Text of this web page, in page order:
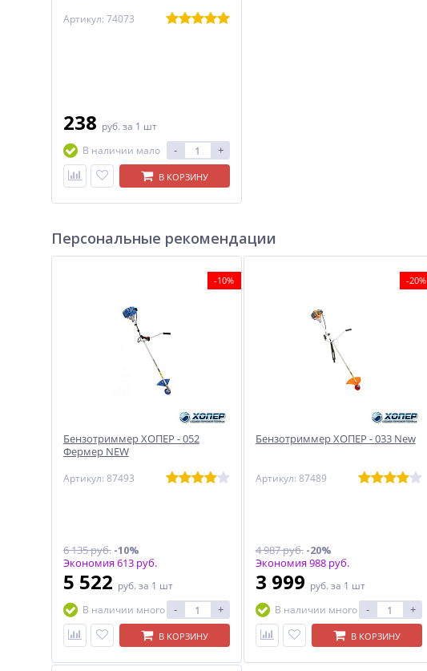
Артикул: 74073
238 руб. за 1 шт
В наличии мало
- +
В КОРЗИНУ
Персональные рекомендации
-10%
Бензотриммер ХОПЕР - 052
Фермер NEW
Артикул: 87493
6 135 руб.-10%
Экономия 613 руб.
5 522 руб. за 1 шт
В наличии много
- +
В КОРЗИНУ
-20%
Бензотриммер ХОПЕР - 033 New
Артикул: 87489
4 987 руб.-20%
Экономия 988 руб.
3 999 руб. за 1 шт
В наличии много
- +
В КОРЗИНУ